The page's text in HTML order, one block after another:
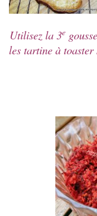
Utilisez la 3e
les tartine à